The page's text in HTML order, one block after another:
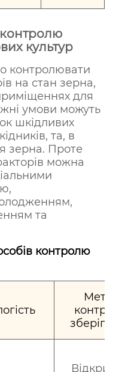
культур
контролювати
на стан зерна,
для
умови можуть
шкідливих
та, в
зерна. Проте
можна
та
контролю
Метод
контролю
Відкритий,